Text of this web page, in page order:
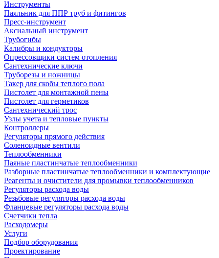
Инструменты
Паяльник для ППР труб и фитингов
Пресс-инструмент
Аксиальный инструмент
Трубогибы
Калибры и кондукторы
Опрессовщики систем отопления
Сантехнические ключи
Труборезы и ножницы
Такер для скобы теплого пола
Пистолет для монтажной пены
Пистолет для герметиков
Сантехнический трос
Узлы учета и тепловые пункты
Контроллеры
Регуляторы прямого действия
Соленоидные вентили
Теплообменники
Паяные пластинчатые теплообменники
Разборные пластинчатые теплообменники и комплектующие
Реагенты и очистители для промывки теплообменников
Регуляторы расхода воды
Резьбовые регуляторы расхода воды
Фланцевые регуляторы расхода воды
Счетчики тепла
Расходомеры
Услуги
Подбор оборудования
Проектирование